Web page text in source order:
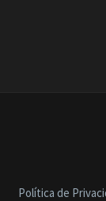
Política de